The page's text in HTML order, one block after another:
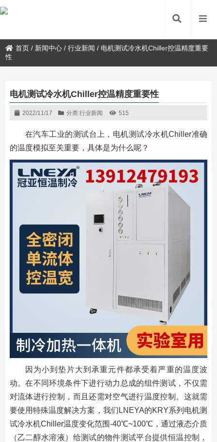
首页 / 新闻中心 /行业新闻 / 电机测试冷水机Chiller控温精度重要
性
电机测试冷水机Chiller控温精度重要性
2022/11/17 分类:行业新闻 515
在汽车工业的测试台上，电机测试冷水机Chiller准确
的温度模拟至关重要，具体是为什么呢？
因为小到垫片大到承重元件都承受着严重的温度波
动。在不同环境条件下进行动力总成的组件测试，不仅需
对流体进行控制，而且还需对空气进行温度控制。这就需
要使用特殊温度解决方案，我们LNEYA的KRY系列电机测
试冷水机Chiller温度变化范围-40℃~100℃，通过液态介质
（乙二醇水溶液）给测试的物件测试平台提供恒温控制，